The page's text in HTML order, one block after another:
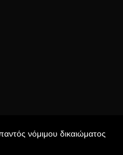
νόμιμου δικαιώματος